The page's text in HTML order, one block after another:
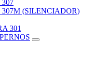
(SILENCIADOR)
301